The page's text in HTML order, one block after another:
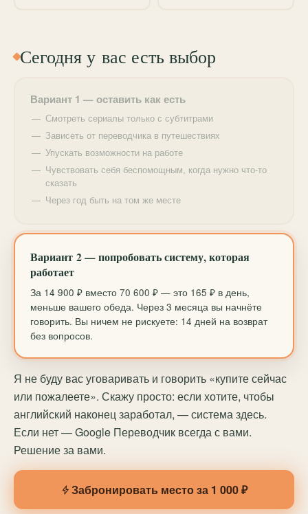
Сегодня у вас есть выбор
Вариант 1 — оставить как есть
Смотреть сериалы только с субтитрами
Зависеть от переводчика в путешествиях
Упускать возможности на работе
Чувствовать себя беспомощным, когда нужно что-то
сказать
Через год быть на том же месте
Вариант 2 — попробовать систему, которая
работает
За 14 900 ₽ вместо 70 600 ₽ — это 165 ₽ в день,
меньше вашего обеда. Через 3 месяца вы начнёте
говорить. Вы ничем не рискуете: 14 дней на возврат
без вопросов.
Я не буду вас уговаривать и говорить «купите сейчас
или пожалеете». Скажу просто: если хотите, чтобы
английский наконец заработал, — система здесь.
Если нет — Google Переводчик всегда с вами.
Решение за вами.
Забронировать место за 1 000 ₽